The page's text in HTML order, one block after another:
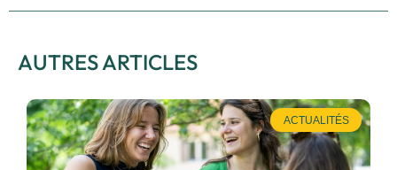
AUTRES ARTICLES
ACTUALITÉS